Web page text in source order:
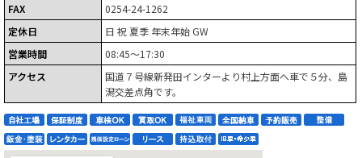
FAX
0254-24-1262
定休日
日 祝 夏季 年末年始 GW
営業時間
08:45～17:30
アクセス
国道７号線新発田インターより村上方面へ車で５分、島
潟交差点角です。